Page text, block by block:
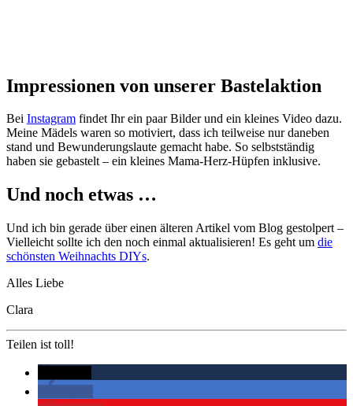
Impressionen von unserer Bastelaktion
Bei Instagram findet Ihr ein paar Bilder und ein kleines Video dazu.
Meine Mädels waren so motiviert, dass ich teilweise nur daneben
stand und Bewunderungslaute gemacht habe. So selbstständig
haben sie gebastelt – ein kleines Mama-Herz-Hüpfen inklusive.
Und noch etwas …
Und ich bin gerade über einen älteren Artikel vom Blog gestolpert –
Vielleicht sollte ich den noch einmal aktualisieren! Es geht um die
schönsten Weihnachts DIYs.
Alles Liebe
Clara
Teilen ist toll!